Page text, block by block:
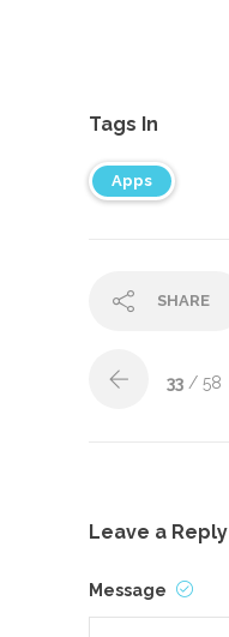
Tags In
Apps
SHARE
33 / 58
Leave a Reply
Message